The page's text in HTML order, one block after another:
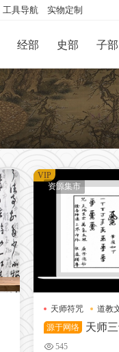
经部 史部 子部
工具导航 实物定制
资源集市
天师符咒 道教
源于网络
天师
545
VIP